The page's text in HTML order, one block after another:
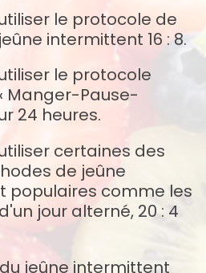
le protocole de
intermittent 16 : 8.
le protocole
Manger-Pause-
24 heures.
certaines des
de jeûne
populaires comme les
jour alterné, 20 : 4
jeûne intermittent